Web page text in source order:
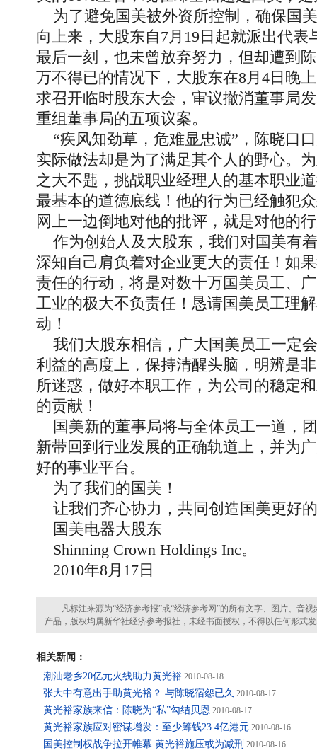
为了避免国美被外资所控制，确保国
向上来，大股东自7月19日起就派出代表
最后一刻，也未曾放弃努力，但却遭到
万不得已的情况下，大股东在8月4日晚
求召开临时股东大会，审议撤消董事局
重组董事局的五项议案。
“疾风知劲草，危难显忠诚”，陈晓口
实际做法却是为了满足其个人的野心。
之大不韪，挑战职业经理人的基本职业
最基本的道德底线！他的行为已经触犯
网上一边倒地对他的批评，就是对他的
作为创始人及大股东，我们对国美有
深知自己肩负着对企业更大的责任！如
责任的行动，将是对数十万国美员工、
工业的极大不负责任！恳请国美员工理
动！
我们大股东相信，广大国美员工一定
利益的高度上，保持清醒头脑，明辨是
所迷惑，做好本职工作，为公司的稳定
的贡献！
国美新的董事局将与全体员工一道，
新带回到行业发展的正确轨道上，并为
好的事业平台。
为了我们的国美！
让我们齐心协力，共同创造国美更好
国美电器大股东
Shinning Crown Holdings Inc。
2010年8月17日
凡标注来源为“经济参考报”或“经济参考网”的所有文字、图片、音视
产品，版权均属新华社经济参考报社，未经书面授权，不得以任何形式
相关新闻：
· 潮汕老乡20亿元火线助力黄光裕 2010-08-18
· 张大中有意出手助黄光裕？ 与陈晓宿怨已久 2010-08-17
· 黄光裕家族来信：陈晓为“私”勾结贝恩 2010-08-17
· 黄光裕家族应对密谋增发：至少筹钱23.4亿港元 2010-08-16
· 国美控制权战争拉开帷幕 黄光裕施压或为减刑 2010-08-16